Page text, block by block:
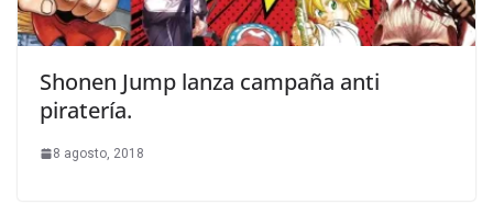
Shonen Jump lanza campaña anti
piratería.
8 agosto, 2018